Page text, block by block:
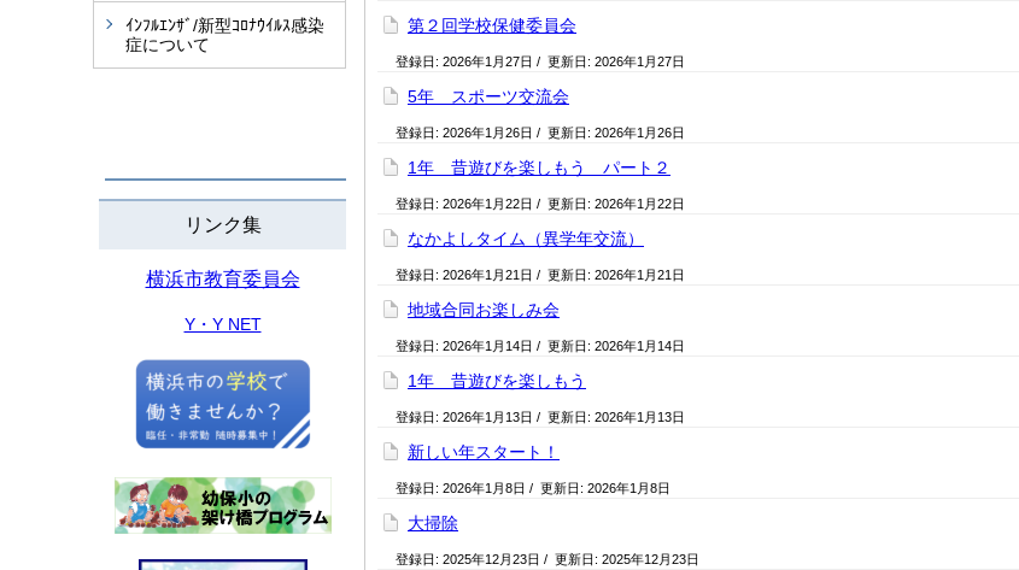
ｲﾝﾌﾙｴﾝｻﾞ/新型ｺﾛﾅｳｲﾙｽ感染
症について
リンク集
横浜市教育委員会
Y・Y NET
第２回学校保健委員会
登録日: 2026年1月27日 / 更新日: 2026年1月27日
5年 スポーツ交流会
登録日: 2026年1月26日 / 更新日: 2026年1月26日
1年 昔遊びを楽しもう パート２
登録日: 2026年1月22日 / 更新日: 2026年1月22日
なかよしタイム（異学年交流）
登録日: 2026年1月21日 / 更新日: 2026年1月21日
地域合同お楽しみ会
登録日: 2026年1月14日 / 更新日: 2026年1月14日
1年 昔遊びを楽しもう
登録日: 2026年1月13日 / 更新日: 2026年1月13日
新しい年スタート！
登録日: 2026年1月8日 / 更新日: 2026年1月8日
大掃除
登録日: 2025年12月23日 / 更新日: 2025年12月23日